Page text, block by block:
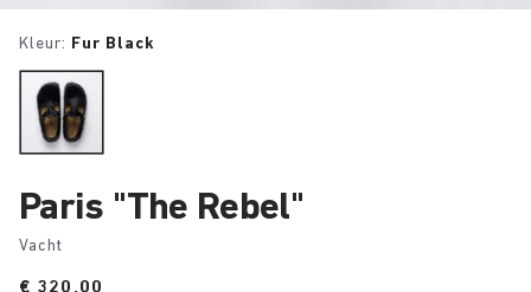
Kleur: Fur Black
Paris "The Rebel"
Vacht